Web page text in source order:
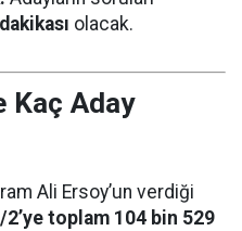
olacak.
Kaç Aday
Ali Ersoy’un verdiği
2’ye toplam 104 bin 529